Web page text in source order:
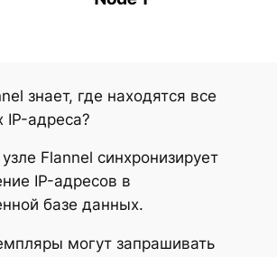
знает, где находятся все
IP-адреса?
Flannel синхронизирует
IP-адресов в
базе данных.
могут запрашивать